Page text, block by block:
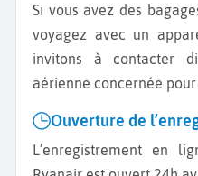
Si vous avez des bagages hors gabarit, spéciaux ou
voyagez avec un
invitons à contacter
aérienne concernée
Ouverture de
L’enregistrement en ligne gratuit sur le site de